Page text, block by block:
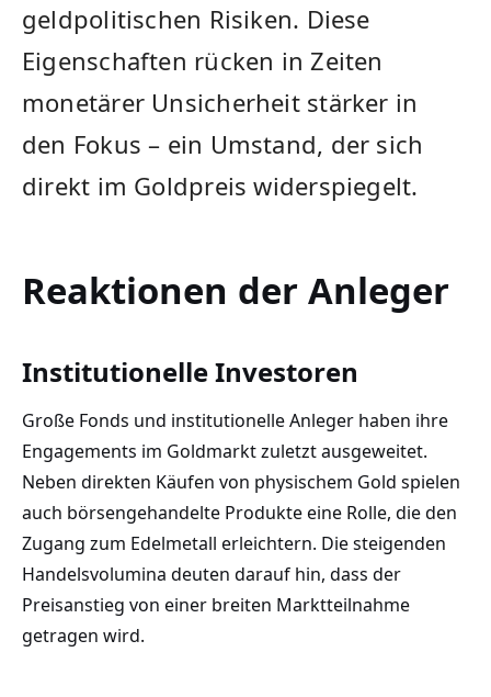
geldpolitischen Risiken. Diese
Eigenschaften rücken in Zeiten
monetärer Unsicherheit stärker in
den Fokus – ein Umstand, der sich
direkt im Goldpreis widerspiegelt.
Reaktionen der Anleger
Institutionelle Investoren
Große Fonds und institutionelle Anleger haben ihre
Engagements im Goldmarkt zuletzt ausgeweitet.
Neben direkten Käufen von physischem Gold spielen
auch börsengehandelte Produkte eine Rolle, die den
Zugang zum Edelmetall erleichtern. Die steigenden
Handelsvolumina deuten darauf hin, dass der
Preisanstieg von einer breiten Marktteilnahme
getragen wird.